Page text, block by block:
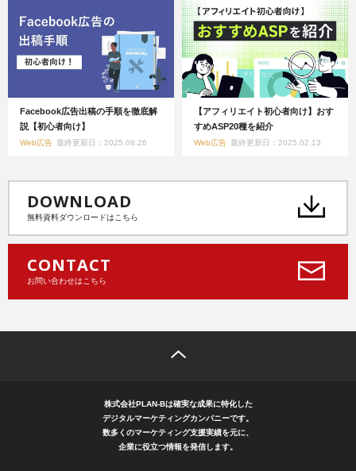
Facebook広告出稿の手順を徹底解
説【初心者向け】
Web広告 最終更新日：2025.08.26
【アフィリエイト初心者向け】おす
すめASP20種を紹介
Web広告 最終更新日：2025.02.13
DOWNLOAD
無料資料ダウンロードはこちら
CONTACT
お問い合わせはこちら
株式会社PLAN-Bは確実な成果に特化した
デジタルマーケティングカンパニーです。
数多くのマーケティング支援実績を元に、
企業に役立つ情報を発信します。